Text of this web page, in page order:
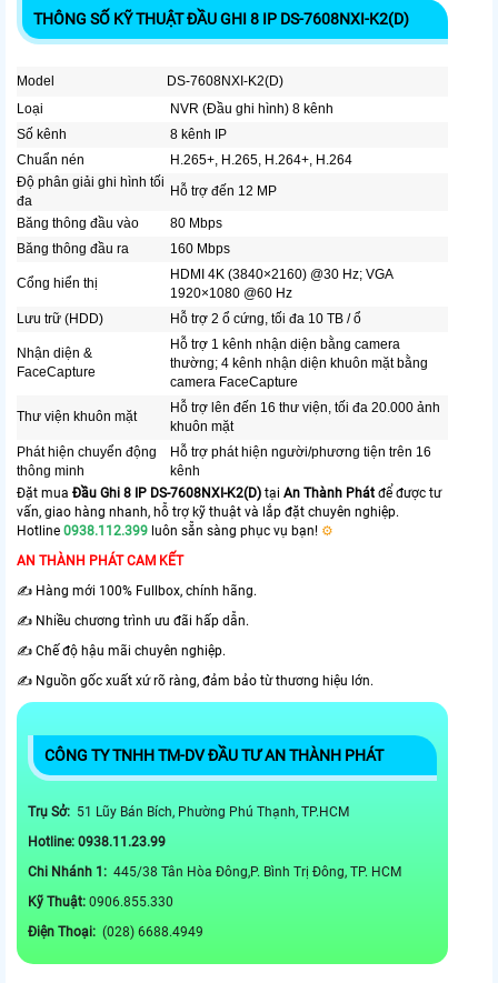
THÔNG SỐ KỸ THUẬT ĐẦU GHI 8 IP DS-7608NXI-K2(D)
Model
DS-7608NXI-K2(D)
Loại
NVR (Đầu ghi hình) 8 kênh
Số kênh
8 kênh IP
Chuẩn nén
H.265+, H.265, H.264+, H.264
Độ phân giải ghi hình tối
đa
Hỗ trợ đến 12 MP
Băng thông đầu vào
80 Mbps
Băng thông đầu ra
160 Mbps
Cổng hiển thị
HDMI 4K (3840×2160) @30 Hz; VGA
1920×1080 @60 Hz
Lưu trữ (HDD)
Hỗ trợ 2 ổ cứng, tối đa 10 TB / ổ
Nhận diện &
FaceCapture
Hỗ trợ 1 kênh nhận diện bằng camera
thường; 4 kênh nhận diện khuôn mặt bằng
camera FaceCapture
Thư viện khuôn mặt
Hỗ trợ lên đến 16 thư viện, tối đa 20.000 ảnh
khuôn mặt
Phát hiện chuyển động
thông minh
Hỗ trợ phát hiện người/phương tiện trên 16
kênh
Đặt mua Đầu Ghi 8 IP DS-7608NXI-K2(D) tại An Thành Phát để được tư
vấn, giao hàng nhanh, hỗ trợ kỹ thuật và lắp đặt chuyên nghiệp.
Hotline 0938.112.399 luôn sẵn sàng phục vụ bạn! ⚙️
AN THÀNH PHÁT CAM KẾT
✍️ Hàng mới 100% Fullbox, chính hãng.
✍️ Nhiều chương trình ưu đãi hấp dẫn.
✍️ Chế độ hậu mãi chuyên nghiệp.
✍️ Nguồn gốc xuất xứ rõ ràng, đảm bảo từ thương hiệu lớn.
CÔNG TY TNHH TM-DV ĐẦU TƯ AN THÀNH PHÁT
Trụ Sở: 51 Lũy Bán Bích, Phường Phú Thạnh, TP.HCM
Hotline: 0938.11.23.99
Chi Nhánh 1: 445/38 Tân Hòa Đông,P. Bình Trị Đông, TP. HCM
Kỹ Thuật: 0906.855.330
Điện Thoại: (028) 6688.4949